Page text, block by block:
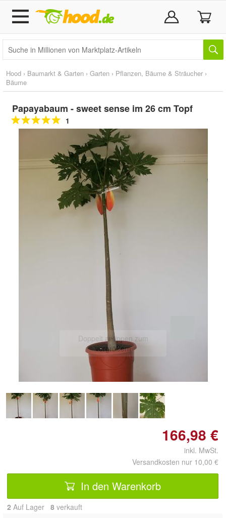
Hood › Baumarkt & Garten › Garten › Pflanzen, Bäume & Sträucher ›
Bäume
Papayabaum - sweet sense im 26 cm Topf
1
Doppelt antippen zum
vergrößern
166,98 €
inkl. MwSt.
Versandkosten nur 10,00 €
In den Warenkorb
2 Auf Lager 8 verkauft